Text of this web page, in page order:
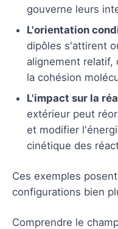
gouverne leurs
L'orientation
dipôles s'attirent
alignement relatif,
la cohésion
L'impact sur la
extérieur peut
et modifier
cinétique des
Ces exemples
configurations bien
Comprendre le